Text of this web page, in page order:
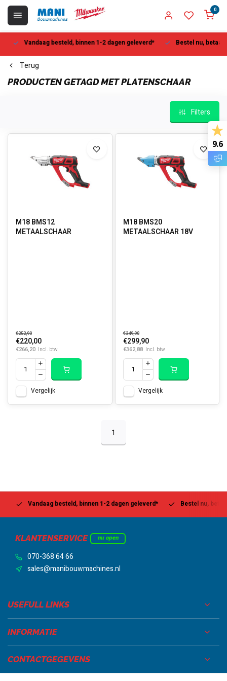
0
Vandaag besteld, binnen 1-2 dagen geleverd* Bestel nu, betaal
Terug
PRODUCTEN GETAGD MET PLATENSCHAAR
Filters
M18 BMS12
METAALSCHAAR
€252,90
€220,00
€266,20 Incl. btw
Vergelijk
M18 BMS20
METAALSCHAAR 18V
€349,90
€299,90
€362,88 Incl. btw
Vergelijk
1
Vandaag besteld, binnen 1-2 dagen geleverd* Bestel nu, betaal
KLANTENSERVICE nu open
070-368 64 66
sales@manibouwmachines.nl
USEFULL LINKS
INFORMATIE
CONTACTGEGEVENS
9.6